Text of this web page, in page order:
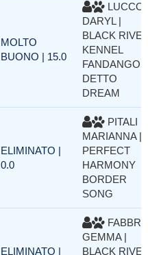
MOLTO
BUONO | 15.0
DARYL |
BLACK
KENNEL
FANDANGO
DETTO
DREAM
ELIMINATO |
0.0
PITALI
MARIANNA |
PERFECT
HARMONY
BORDER
SONG
ELIMINATO |
GEMMA |
BLACK